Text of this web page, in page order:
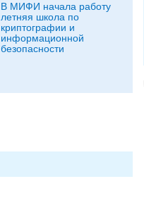
В МИФИ начала работу
летняя школа по
криптографии и
информационной
безопасности